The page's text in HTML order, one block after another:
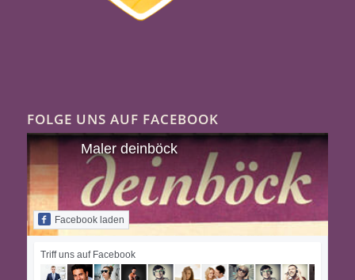
FOLGE UNS AUF FACEBOOK
Maler deinböck
Facebook laden
Triff uns auf Facebook